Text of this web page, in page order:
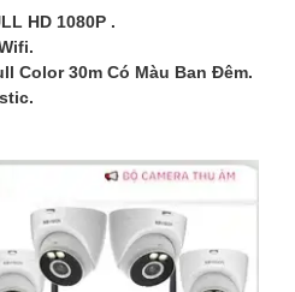
HD 1080P .
Color 30m Có Màu Ban Ðêm.